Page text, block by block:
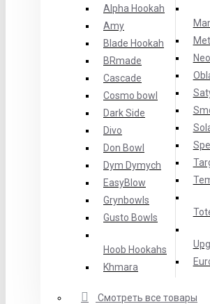
Alpha Hookah
Amy
Blade Hookah
BRmade
Cascade
Cosmo bowl
Dark Side
Divo
Don Bowl
Dym Dymych
EasyBlow
Grynbowls
Gusto Bowls
Hoob Hookahs
Khmara
Смотреть все товары